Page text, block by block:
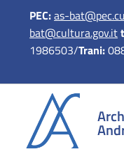
PEC:as-
bat@cultura.gov.it
1986503/Trani: